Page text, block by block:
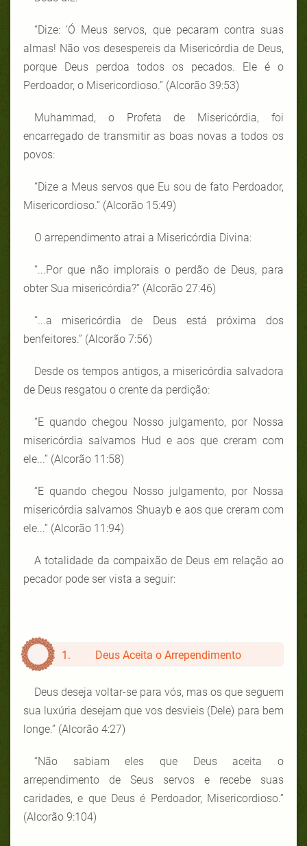
“Dize: ‘Ó Meus servos, que pecaram contra suas
almas! Não vos desespereis da Misericórdia de Deus,
porque Deus perdoa todos os pecados. Ele é o
Perdoador, o Misericordioso.” (Alcorão 39:53)
Muhammad, o Profeta de Misericórdia, foi
encarregado de transmitir as boas novas a todos os
povos:
“Dize a Meus servos que Eu sou de fato Perdoador,
Misericordioso.” (Alcorão 15:49)
O arrependimento atrai a Misericórdia Divina:
“...Por que não implorais o perdão de Deus, para
obter Sua misericórdia?” (Alcorão 27:46)
“...a misericórdia de Deus está próxima dos
benfeitores.” (Alcorão 7:56)
Desde os tempos antigos, a misericórdia salvadora
de Deus resgatou o crente da perdição:
“E quando chegou Nosso julgamento, por Nossa
misericórdia salvamos Hud e aos que creram com
ele...” (Alcorão 11:58)
“E quando chegou Nosso julgamento, por Nossa
misericórdia salvamos Shuayb e aos que creram com
ele...” (Alcorão 11:94)
A totalidade da compaixão de Deus em relação ao
pecador pode ser vista a seguir:
1. Deus Aceita o Arrependimento
Deus deseja voltar-se para vós, mas os que seguem
sua luxúria desejam que vos desvieis (Dele) para bem
longe.” (Alcorão 4:27)
“Não sabiam eles que Deus aceita o
arrependimento de Seus servos e recebe suas
caridades, e que Deus é Perdoador, Misericordioso.”
(Alcorão 9:104)